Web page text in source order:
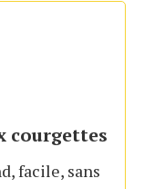
courgettes
facile, sans